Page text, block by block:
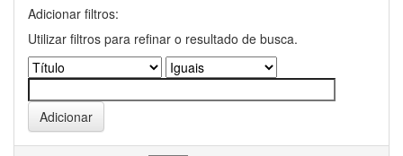
Adicionar filtros:
Utilizar filtros para refinar o resultado de busca.